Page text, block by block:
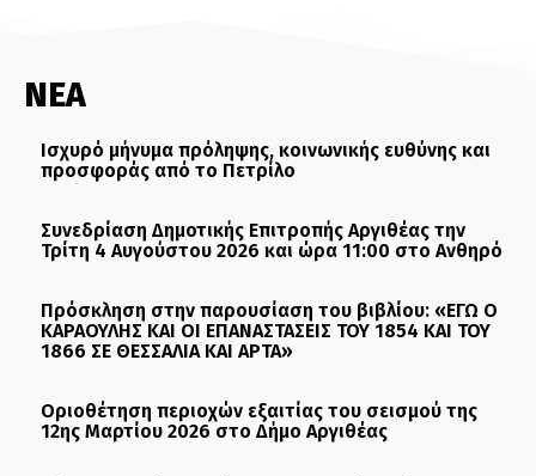
ΝΕΑ
Ισχυρό μήνυμα πρόληψης, κοινωνικής ευθύνης και
προσφοράς από το Πετρίλο
Συνεδρίαση Δημοτικής Επιτροπής Αργιθέας την
Τρίτη 4 Αυγούστου 2026 και ώρα 11:00 στο Ανθηρό
Πρόσκληση στην παρουσίαση του βιβλίου: «ΕΓΩ Ο
ΚΑΡΑΟΥΛΗΣ ΚΑΙ ΟΙ ΕΠΑΝΑΣΤΑΣΕΙΣ ΤΟΥ 1854 ΚΑΙ ΤΟΥ
1866 ΣΕ ΘΕΣΣΑΛΙΑ ΚΑΙ ΑΡΤΑ»
Οριοθέτηση περιοχών εξαιτίας του σεισμού της
12ης Μαρτίου 2026 στο Δήμο Αργιθέας